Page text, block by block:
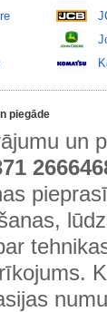
piegāde
un